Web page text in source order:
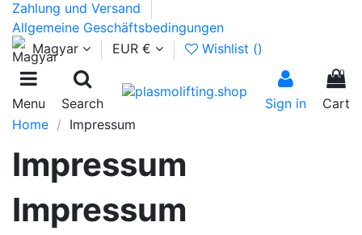
Zahlung und Versand
Allgemeine Geschäftsbedingungen
Magyar
EUR € Wishlist ()
Menu Search Sign in
0
Cart
Home
Impressum
Impressum
Impressum